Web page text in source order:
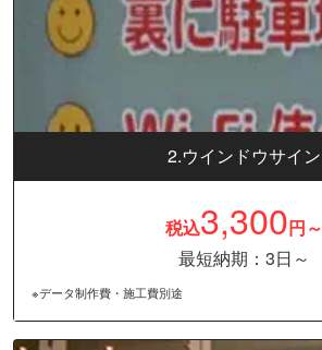
2.ウインドウサイン
税込3,300円～
最短納期：3日～
※データ制作費・施工費別途